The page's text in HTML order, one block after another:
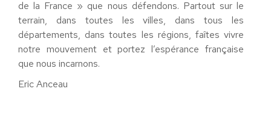
de la France » que nous défendons. Partout sur le
terrain, dans toutes les villes, dans tous les
départements, dans toutes les régions, faîtes vivre
notre mouvement et portez l’espérance française
que nous incarnons.
Eric Anceau